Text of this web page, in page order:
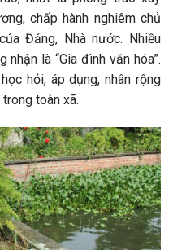
chấp hành nghiêm chủ
Đảng, Nhà nước. Nhiều
là “Gia đình văn hóa”.
hỏi, áp dụng, nhân rộng
toàn xã.